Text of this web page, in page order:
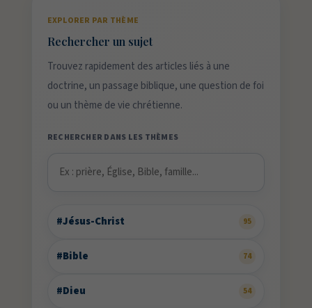
EXPLORER PAR THÈME
Rechercher un sujet
Trouvez rapidement des articles liés à une
doctrine, un passage biblique, une question de foi
ou un thème de vie chrétienne.
RECHERCHER DANS LES THÈMES
#Jésus-Christ 95
#Bible 74
#Dieu 54